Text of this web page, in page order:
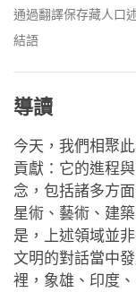
通過翻譯保存藏人口
結語
導讀
今天，我們相聚
貢獻：它的進程
念，包括諸多方
星術、藝術、建
是，上述領域並
文明的對話當中
裡，象雄、印度